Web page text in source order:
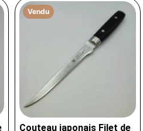
Vendu
Couteau japonais Filet de